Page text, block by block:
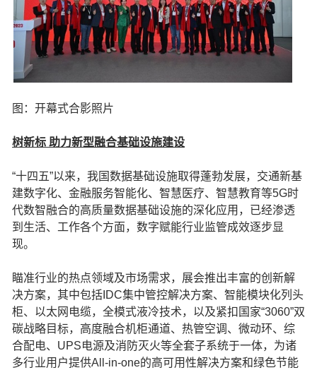
图：开幕式合影照片
树新标 助力新型融合基础设施建设
“十四五”以来，我国数据基础设施取得蓬勃发展，交通新基
建数字化、金融服务智能化、智慧医疗、智慧教育等5G时
代数智融合的高质量数据基础设施的深化应用，已经渗透
到生活、工作各个方面，数字赋能行业监管成效逐步显
现。
瞄准行业的热点领域及市场需求，展会推出丰富的创新解
决方案，其中包括IDC集中管控解决方案、智能模块化列头
柜、以太网电缆，全模式液冷技术，以及紧扣国家“3060”双
碳战略目标，高度融合机柜通道、热管空调、微动环、综
合配电、UPS电源及消防灭火等全套子系统于一体，为诸
多行业用户提供All-in-one的高可用性解决方案和绿色节能